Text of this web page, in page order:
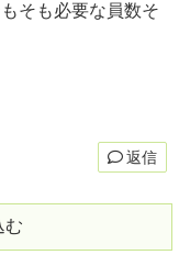
そも必要な員数そ
返信
む